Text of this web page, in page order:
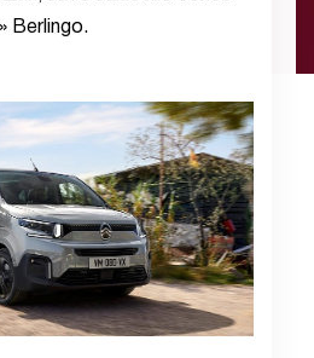
Berlingo.